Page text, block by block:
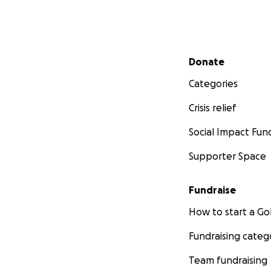
Secondary menu
Donate
Categories
Crisis relief
Social Impact
Supporter Space
Fundraise
How to start a
Fundraising
Team fundraising